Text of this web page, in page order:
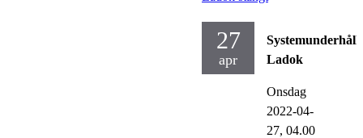
27
apr
Systemunderhåll
Ladok
Onsdag
2022-04-
27, 04.00